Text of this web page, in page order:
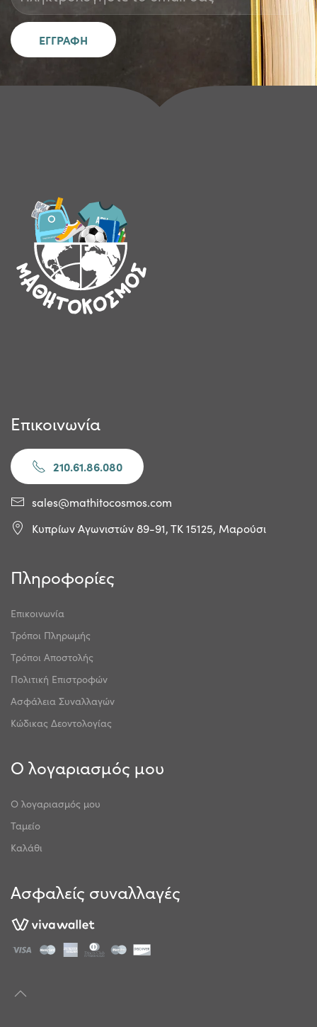
Επικοινωνία
210.61.86.080
sales@mathitocosmos.com
Κυπρίων Αγωνιστών 89-91, ΤΚ 15125, Μαρούσι
Πληροφορίες
Επικοινωνία
Τρόποι Πληρωμής
Τρόποι Αποστολής
Πολιτική Επιστροφών
Ασφάλεια Συναλλαγών
Κώδικας Δεοντολογίας
Ο λογαριασμός μου
Ο λογαριασμός μου
Ταμείο
Καλάθι
Ασφαλείς συναλλαγές